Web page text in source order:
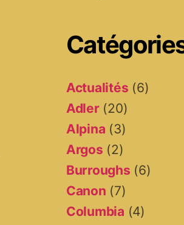
Actualités (6)
Adler(20)
Alpina (3)
Argos (2)
Burroughs (6)
Canon (7)
Columbia (4)